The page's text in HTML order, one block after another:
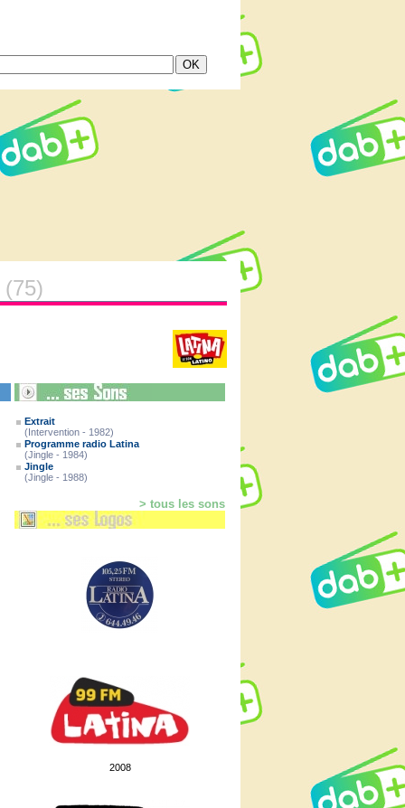
(75)
Extrait
(Intervention - 1982)
Programme radio Latina
(Jingle - 1984)
Jingle
(Jingle - 1988)
> tous les sons
2008